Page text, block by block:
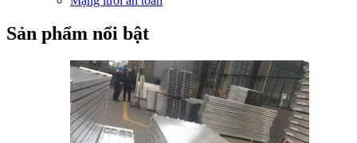
Sản phẩm nổi bật